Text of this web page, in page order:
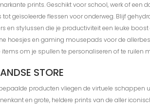
prints. Geschikt voor school, werk of een
geïsoleerde flessen voor onderweg. Blijf
en stylussen die je productiviteit een leuke boost
hoesjes en gaming mousepads voor de
items om je spullen te personaliseren of te ruilen
STORE
producten vliegen de virtuele
en grote, heldere prints van de aller